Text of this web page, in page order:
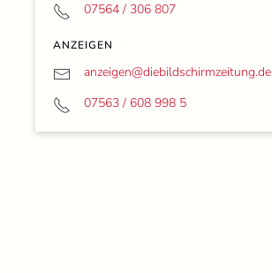
07564 / 306 807
ANZEIGEN
anzeigen@diebildschirmzeitung.de
07563 / 608 998 5